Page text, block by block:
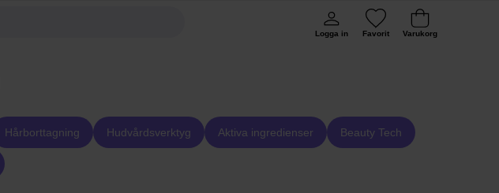
Logga in Favorit Varukorg
Hårborttagning Hudvårdsverktyg Aktiva ingredienser Beauty Tech